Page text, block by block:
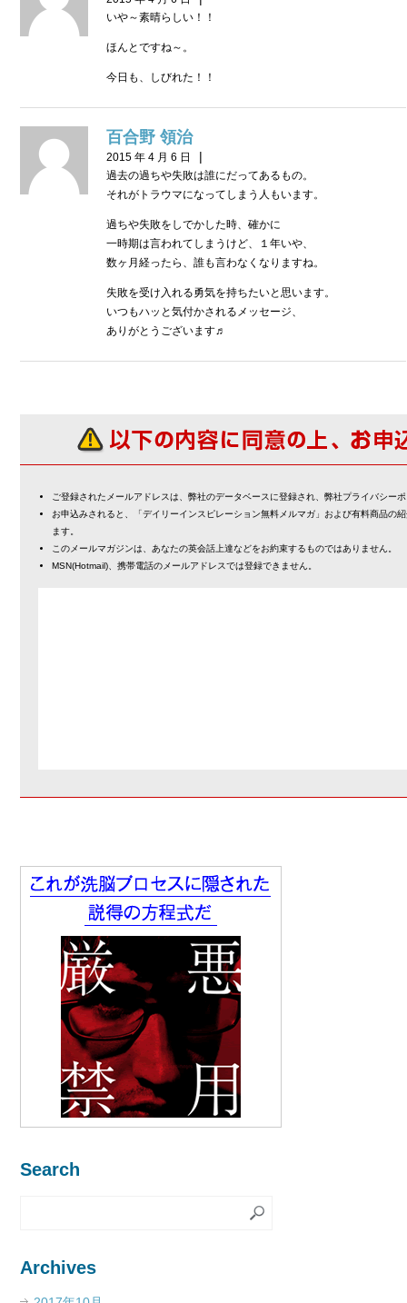
いや～素晴らしい！！
ほんとですね～。
今日も、しびれた！！
百合野 領治
2015 年 4 月 6 日 |
過去の過ちや失敗は誰にだってあるもの。
それがトラウマになってしまう人もいます。
過ちや失敗をしでかした時、確かに
一時期は言われてしまうけど、１年いや、
数ヶ月経ったら、誰も言わなくなりますね。
失敗を受け入れる勇気を持ちたいと思います。
いつもハッと気付かされるメッセージ、
ありがとうございます♬
ご登録されたメールアドレスは、弊社のデータベースに登録され、弊社プライバシー
お申込みされると、「デイリーインスピレーション無料メルマガ」および有料商品の
ます。
このメールマガジンは、あなたの英会話上達などをお約束するものではありません。
MSN(Hotmail)、携帯電話のメールアドレスでは登録できません。
Search
Archives